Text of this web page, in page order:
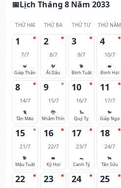
Lịch Tháng 8 Năm 2033
THỨ HAI THỨ BA THỨ TƯ THỨ NĂM
1
7/7
🐒
Giáp Thân
2
8/7
🐓
Ất Dậu
3
9/7
🐕
Bính Tuất
4
10/7
🐖
Đinh Hợi
8
14/7
🐈
Tân Mão
9
15/7
🐉
Nhâm Thìn
10
16/7
🐍
Quý Tỵ
11
17/7
🐎
Giáp Ngọ
15
21/7
🐕
Mậu Tuất
16
22/7
🐖
Kỷ Hợi
17
23/7
🐀
Canh Tý
18
24/7
🐂
Tân Sửu
22 23 24 25